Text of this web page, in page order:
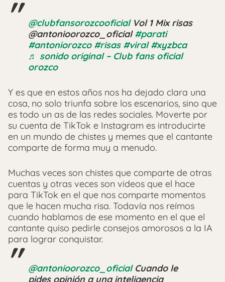
@clubfansorozcooficialVol 1 Mix risas
@antonioorozco_oficial#parati
#antoniorozco #risas #viral #xyzbca
♬ sonido original – Club fans oficial
orozco
Y es que en estos años nos ha dejado clara una
cosa, no solo triunfa sobre los escenarios, sino que
es todo un as de las redes sociales. Moverte por
su cuenta de TikTok e Instagram es introducirte
en un mundo de chistes y memes que el cantante
comparte de forma muy a menudo.
Muchas veces son chistes que comparte de otras
cuentas y otras veces son videos que el hace
para TikTok en el que nos comparte momentos
que le hacen mucha risa. Todavía nos reímos
cuando hablamos de ese momento en el que el
cantante quiso pedirle consejos amorosos a la IA
para lograr conquistar.
@antonioorozco_oficialCuando le
pides opinión a una inteligencia